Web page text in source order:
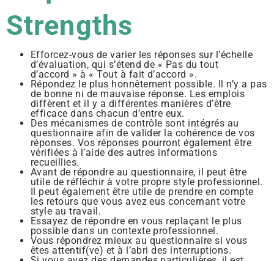
Strengths
Efforcez-vous de varier les réponses sur l’échelle
d’évaluation, qui s’étend de « Pas du tout
d’accord » à « Tout à fait d’accord ».
Répondez le plus honnêtement possible. Il n’y a pas
de bonne ni de mauvaise réponse. Les emplois
diffèrent et il y a différentes manières d’être
efficace dans chacun d’entre eux.
Des mécanismes de contrôle sont intégrés au
questionnaire afin de valider la cohérence de vos
réponses. Vos réponses pourront également être
vérifiées à l’aide des autres informations
recueillies.
Avant de répondre au questionnaire, il peut être
utile de réfléchir à votre propre style professionnel.
Il peut également être utile de prendre en compte
les retours que vous avez eus concernant votre
style au travail.
Essayez de répondre en vous replaçant le plus
possible dans un contexte professionnel.
Vous répondrez mieux au questionnaire si vous
êtes attentif(ve) et à l’abri des interruptions.